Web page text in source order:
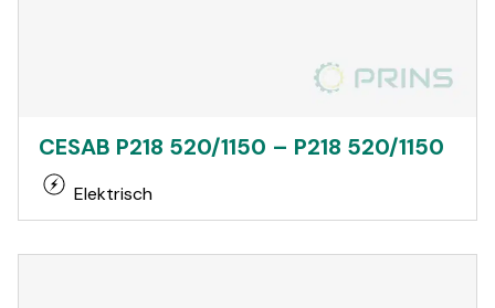
CESAB P218 520/1150 – P218 520/1150
Elektrisch